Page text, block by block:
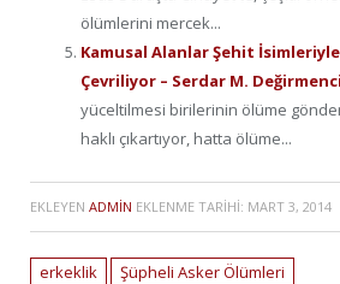
ölümlerini mercek...
Kamusal Alanlar Şehit
Çevriliyor – Serdar M.
yüceltilmesi birilerinin ölüme
haklı çıkartıyor, hatta ölüme...
EKLEYEN ADMIN EKLENME TARIHI: MART 3, 2014
erkeklik Şüpheli Asker Ölümleri